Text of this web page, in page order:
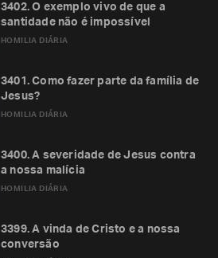
HOMILIA DIÁRIA
3402. O exemplo vivo de que a
santidade não é impossível
HOMILIA DIÁRIA
3401. Como fazer parte da família de
Jesus?
HOMILIA DIÁRIA
3400. A severidade de Jesus contra
a nossa malícia
3399. A vinda de Cristo e a nossa
conversão